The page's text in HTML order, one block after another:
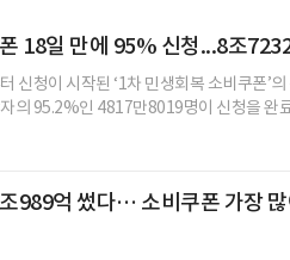
18일 만에 95% 신청...8조
신청이 시작된 ‘1차 민생회복 소비쿠폰’
의 95.2%인 4817만8019명이 신청을 완
989억 썼다… 소비쿠폰 가장